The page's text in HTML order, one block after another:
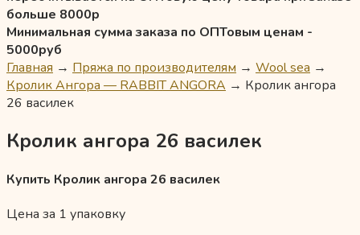
больше 8000р
Минимальная сумма заказа по ОПТовым ценам -
5000руб
Главная → Пряжа по производителям → Wool sea →
Кролик Ангора — RABBIT ANGORA → Кролик ангора
26 василек
Кролик ангора 26 василек
Купить Кролик ангора 26 василек
Цена за 1 упаковку